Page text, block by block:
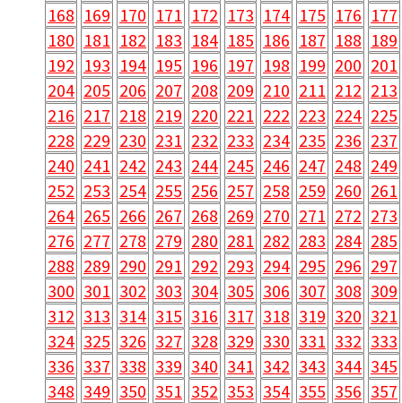
168 169 170 171 172 173 174 175 176 177
180 181 182 183 184 185 186 187 188 189
192 193 194 195 196 197 198 199 200 201
204 205 206 207 208 209 210 211 212 213
216 217 218 219 220 221 222 223 224 225
228 229 230 231 232 233 234 235 236 237
240 241 242 243 244 245 246 247 248 249
252 253 254 255 256 257 258 259 260 261
264 265 266 267 268 269 270 271 272 273
276 277 278 279 280 281 282 283 284 285
288 289 290 291 292 293 294 295 296 297
300 301 302 303 304 305 306 307 308 309
312 313 314 315 316 317 318 319 320 321
324 325 326 327 328 329 330 331 332 333
336 337 338 339 340 341 342 343 344 345
348 349 350 351 352 353 354 355 356 357